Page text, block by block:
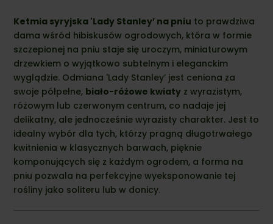
Ketmia syryjska 'Lady Stanley’ na pniu to prawdziwa
dama wśród hibiskusów ogrodowych, która w formie
szczepionej na pniu staje się uroczym, miniaturowym
drzewkiem o wyjątkowo subtelnym i eleganckim
wyglądzie. Odmiana 'Lady Stanley’ jest ceniona za
swoje półpełne, biało-różowe kwiaty z wyrazistym,
różowym lub czerwonym centrum, co nadaje jej
delikatny, ale jednocześnie wyrazisty charakter. Jest to
idealny wybór dla tych, którzy pragną długotrwałego
kwitnienia w klasycznych barwach, pięknie
komponujących się z każdym ogrodem, a forma na
pniu pozwala na perfekcyjne wyeksponowanie tej
rośliny jako soliteru lub w donicy.